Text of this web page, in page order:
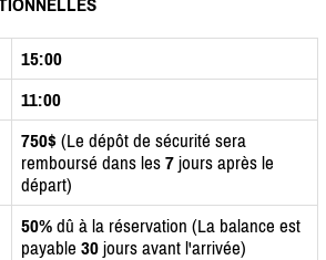
15:00
11:00
750$ (Le dépôt de sécurité sera
remboursé dans les 7 jours après le
départ)
50% dû à la réservation (La balance est
payable 30 jours avant l'arrivée)